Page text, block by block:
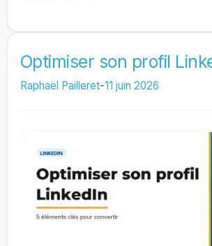
Bio
Instagram
:
Secteur
Méthode
Optimiser son profil
Raphaël Pailleret-11 juin 2026